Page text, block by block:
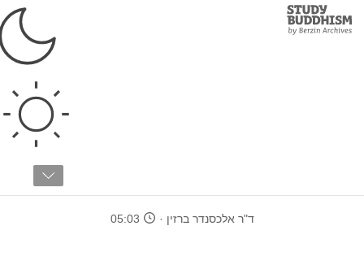
Study
Buddhism
זיכרונותיי מגשה נְגוָואנג
ד"ר אלכסנדר ברזין 05:03